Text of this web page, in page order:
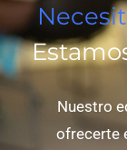
Nuestro
ofrecerte